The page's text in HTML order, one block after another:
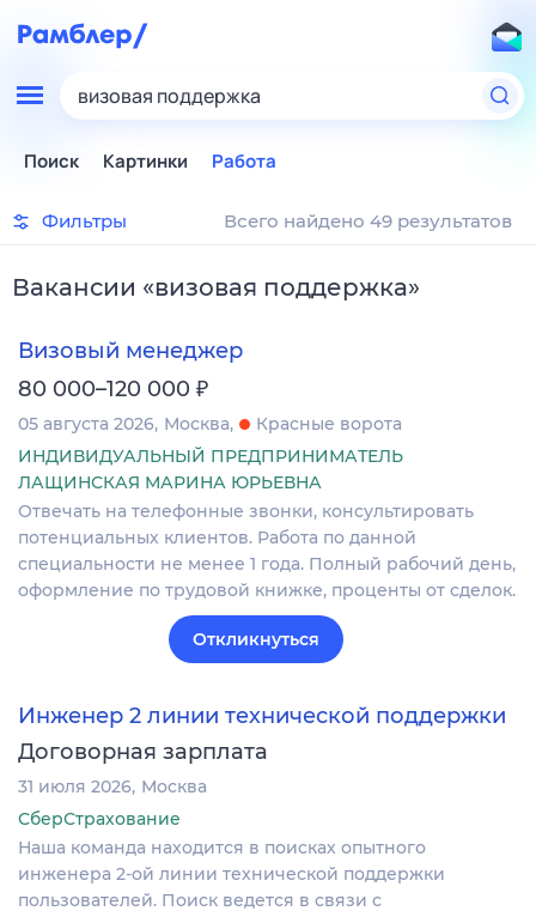
визовая поддержка
Поиск Картинки Работа
Фильтры Всего найдено 49 результатов
Вакансии «визовая поддержка»
Визовый менеджер
80 000–120 000 ₽
05 августа 2026 Москва
Красные ворота
ИНДИВИДУАЛЬНЫЙ ПРЕДПРИНИМАТЕЛЬ
ЛАЩИНСКАЯ МАРИНА ЮРЬЕВНА
Отвечать на телефонные звонки, консультировать
потенциальных клиентов. Работа по данной
специальности не менее 1 года. Полный рабочий день,
оформление по трудовой книжке, проценты от сделок.
Откликнуться
Инженер 2 линии технической поддержки
Договорная зарплата
31 июля 2026 Москва
СберСтрахование
Наша команда находится в поисках опытного
инженера 2-ой линии технической поддержки
пользователей. Поиск ведется в связи с